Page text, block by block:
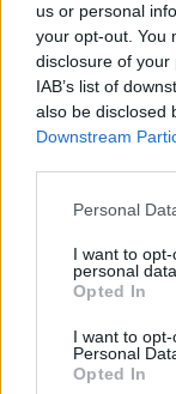
us or personal
your opt-out. You
disclosure of
IAB’s list of
also be disclosed
Downstream
Personal
I want to
personal data.
Opted In
I want to
Personal
Opted In